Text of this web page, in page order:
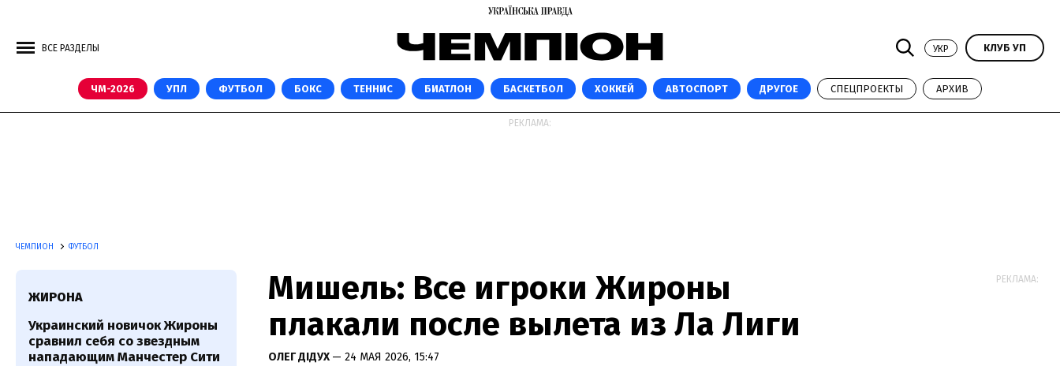
ВСЕ РАЗДЕЛЫ УКР КЛУБ УП
ЧМ-2026 УПЛ ФУТБОЛ БОКС ТЕННИС БИАТЛОН БАСКЕТБОЛ ХОККЕЙ АВТОСПОРТ ДРУГОЕ СПЕЦПРОЕКТЫ АРХИВ
РЕКЛАМА:
ЧЕМПИОН ФУТБОЛ
Мишель: Все игроки Жироны
плакали после вылета из Ла Лиги
ОЛЕГ ДІДУХ — 24 МАЯ 2026, 15:47
ЖИРОНА
Украинский новичок Жироны
сравнил себя со звездным
нападающим Манчестер Сити
РЕКЛАМА: